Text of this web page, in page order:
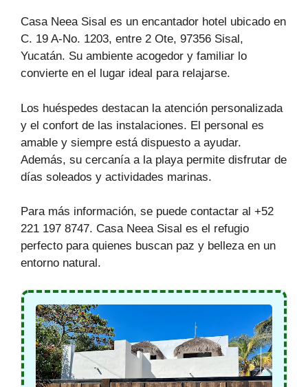
Casa Neea Sisal es un encantador hotel ubicado en
C. 19 A-No. 1203, entre 2 Ote, 97356 Sisal,
Yucatán. Su ambiente acogedor y familiar lo
convierte en el lugar ideal para relajarse.
Los huéspedes destacan la atención personalizada
y el confort de las instalaciones. El personal es
amable y siempre está dispuesto a ayudar.
Además, su cercanía a la playa permite disfrutar de
días soleados y actividades marinas.
Para más información, se puede contactar al +52
221 197 8747. Casa Neea Sisal es el refugio
perfecto para quienes buscan paz y belleza en un
entorno natural.